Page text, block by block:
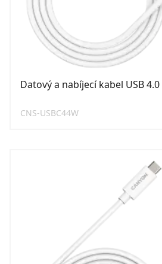
Datový a nabíjecí kabel USB
CNS-USBC44W